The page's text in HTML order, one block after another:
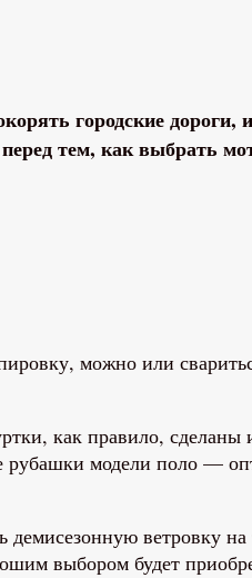
городские дороги,
тем, как выбрать
можно или
как правило, сделаны
рубашки модели поло —
ветровку
выбором будет